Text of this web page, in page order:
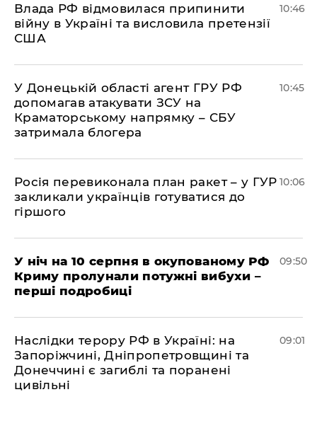
Влада РФ відмовилася припинити
війну в Україні та висловила претензії
США
10:46
У Донецькій області агент ГРУ РФ
допомагав атакувати ЗСУ на
Краматорському напрямку – СБУ
затримала блогера
10:45
Росія перевиконала план ракет – у ГУР
закликали українців готуватися до
гіршого
10:06
У ніч на 10 серпня в окупованому РФ
Криму пролунали потужні вибухи –
перші подробиці
09:50
Наслідки терору РФ в Україні: на
Запоріжчині, Дніпропетровщині та
Донеччині є загиблі та поранені
цивільні
09:01